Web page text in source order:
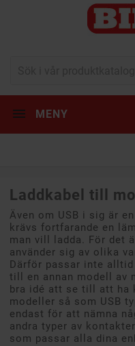
MENY
Laddkabel till
Även om USB i sig är
krävs fortfarande en
man vill ladda. För det
använder sig av olika
Därför passar inte
till en annan modell av
bra idé att se till att ha
modeller så som USB
endast för att nämna
andra typer av
som passar alla dina